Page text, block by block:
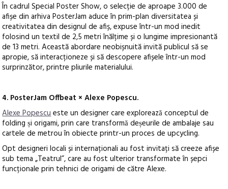
În cadrul Special Poster Show, o selecție de aproape 3.000 de
afișe din arhiva PosterJam aduce în prim-plan diversitatea și
creativitatea din designul de afiș, expuse într-un mod inedit
folosind un textil de 2,5 metri înălțime și o lungime impresionantă
de 13 metri. Această abordare neobișnuită invită publicul să se
apropie, să interacționeze și să descopere afișele într-un mod
surprinzător, printre pliurile materialului.
4. PosterJam Offbeat × Alexe Popescu.
Alexe Popescueste un designer care explorează conceptul de
folding și origami, prin care transformă deșeurile de ambalaje sau
cartele de metrou în obiecte printr-un proces de upcycling.
Opt designeri locali și internaționali au fost invitați să creeze afișe
sub tema „Teatrul”, care au fost ulterior transformate în șepci
funcționale prin tehnici de origami de către Alexe.